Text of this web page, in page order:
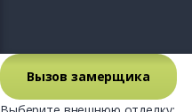
Вызов замерщика